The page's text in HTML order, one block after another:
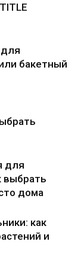
бакетный
для
выбрать
дома
как
и